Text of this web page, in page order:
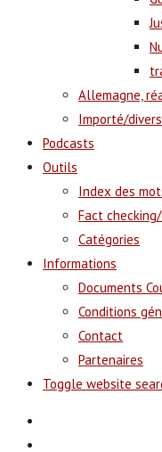
Allemagne,
Importé/divers
Podcasts
Outils
Index des
Fact
Catégories
Informations
Documents
Conditions
Contact
Partenaires
Toggle website